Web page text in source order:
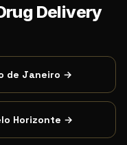
Delivery
de Janeiro →
Horizonte →